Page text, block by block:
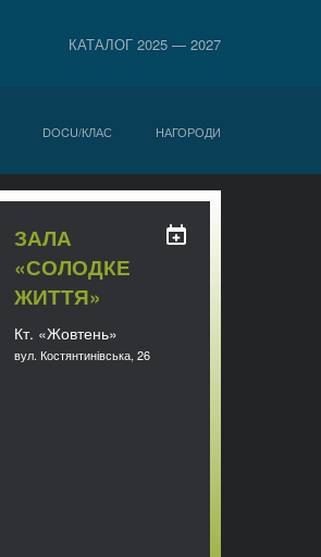
КАТАЛОГ 2025 — 2027
DOCU/КЛАС НАГОРОДИ
ЗАЛА
«СОЛОДКЕ
ЖИТТЯ»
Кт. «Жовтень»
вул. Костянтинівська, 26